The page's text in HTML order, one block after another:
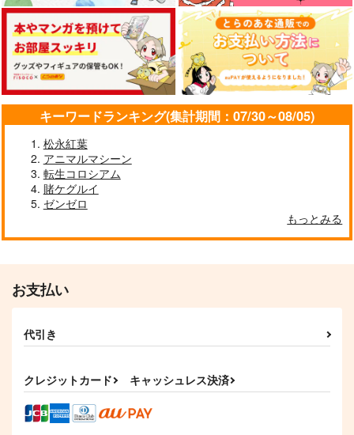
キーワードランキング(集計期間：07/30～08/05)
松永紅葉
アニマルマシーン
転生コロシアム
賭ケグルイ
ゼンゼロ
もっとみる
お支払い
代引き
クレジットカード キャッシュレス決済